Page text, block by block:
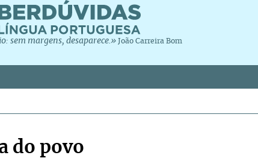
sem margens, desaparece.» João Carreira Bom
do povo